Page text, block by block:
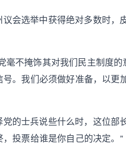
议会选举中获得绝对多数时，
毫不掩饰其对我们民主制度
号。我们必须做好准备，以更
的士兵说些什么时，这位部
投票给谁是你自己的决定。”